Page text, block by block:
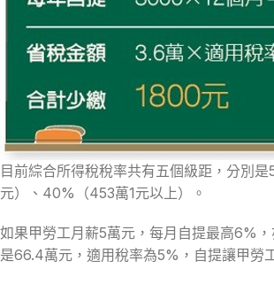
目前綜合所得稅稅率共有五個級距，分別
元）、40%（453萬1元以上）。
如果甲勞工月薪5萬元，每月自提最高6%
是66.4萬元，適用稅率為5%，自提讓甲勞